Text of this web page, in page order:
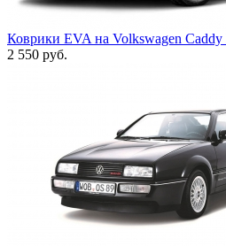
Коврики EVA на Volkswagen
2 550 руб.